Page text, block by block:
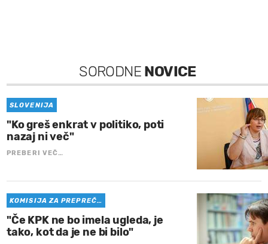
SORODNE NOVICE
SLOVENIJA
"Ko greš enkrat v politiko, poti
nazaj ni več"
PREBERI VEČ…
KOMISIJA ZA PREPREČ…
"Če KPK ne bo imela ugleda, je
tako, kot da je ne bi bilo"